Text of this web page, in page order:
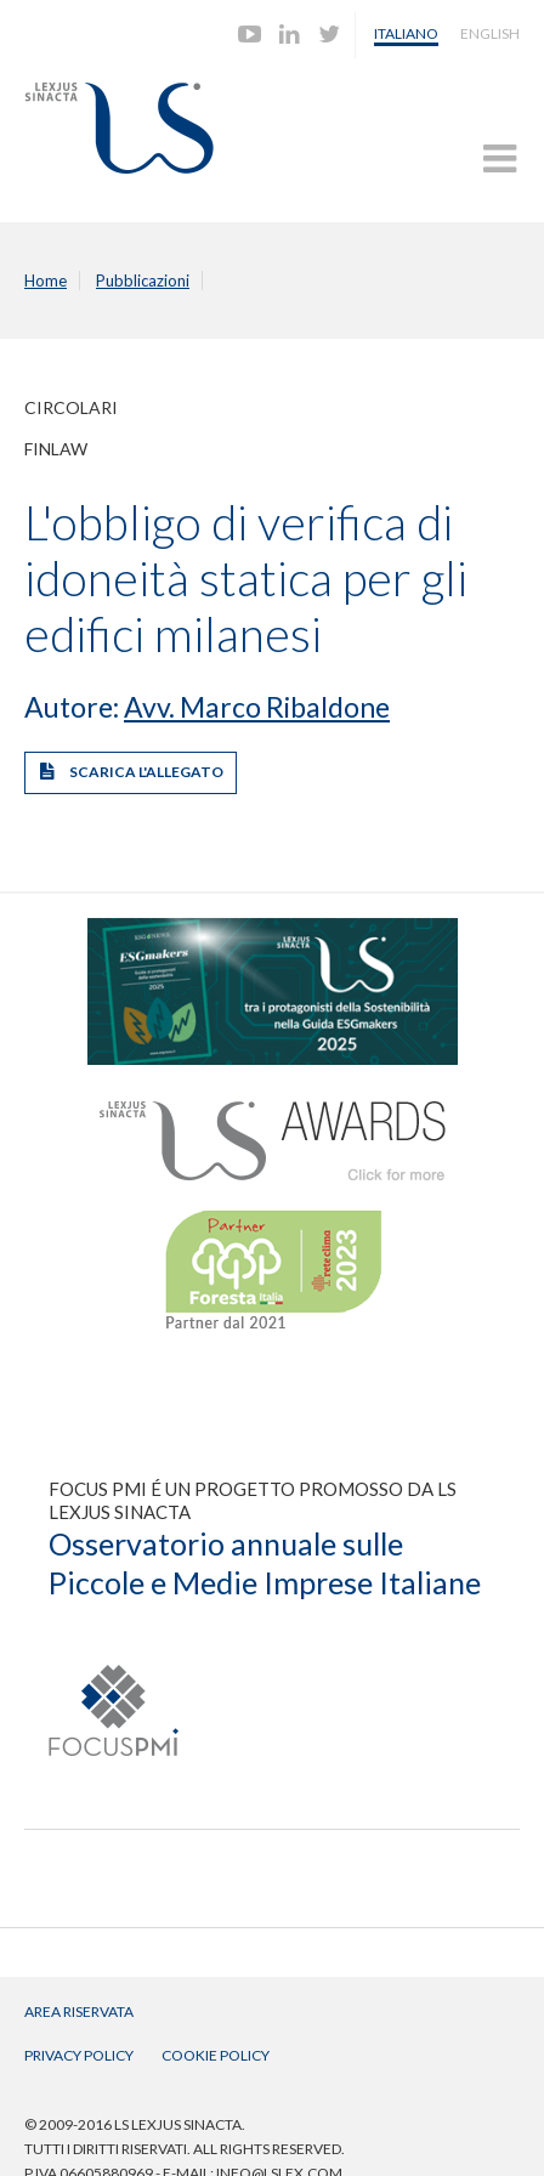
ITALIANO ENGLISH
Home Pubblicazioni
CIRCOLARI
FINLAW
L'obbligo di verifica di
idoneità statica per gli
edifici milanesi
Autore:Avv. Marco Ribaldone
SCARICA L'ALLEGATO
FOCUS PMI É UN PROGETTO PROMOSSO DA LS
LEXJUS SINACTA
Osservatorio annuale sulle
Piccole e Medie Imprese Italiane
AREA RISERVATA
PRIVACY POLICY COOKIE POLICY
© 2009-2016 LS LEXJUS SINACTA.
TUTTI I DIRITTI RISERVATI. ALL RIGHTS RESERVED.